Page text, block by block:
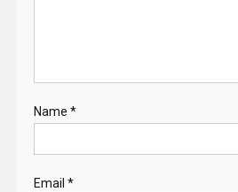
Name *
Email *